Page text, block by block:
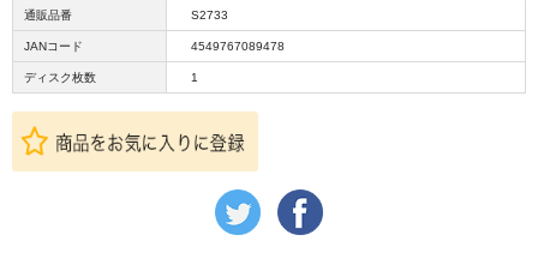
通販品番 S2733
JANコード 4549767089478
ディスク枚数 1